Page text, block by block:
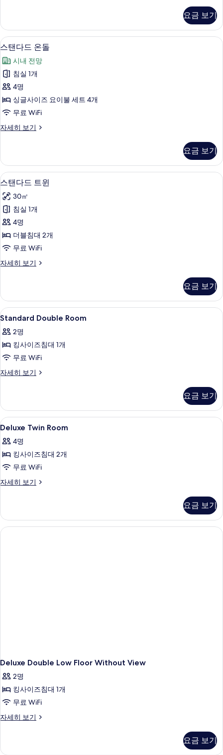
사
진
모
두
보
기
룸
마
운
뷰
자
세
히
보
기
요금 보기
스
탠
다
드
온
돌
진
두
보
기
1
스탠다드 온돌
시내 전망
침실 1개
4명
싱글사이즈 요이불 세트 4개
무료 WiFi
자세히 보기
스
온
돌
자
히
보
기
요금 보기
스
탠
다
드
트
윈
진
두
보
기
2
스탠다드 트윈
30㎡
침실 1개
4명
더블침대 2개
무료 WiFi
자세히 보기
스
트
윈
자
히
보
요금 보기
Standard
Double
Room
사
진
모
기
2
Standard Double Room
2명
킹사이즈침대 1개
무료 WiFi
자세히 보기
Standard
세
히
보
요금 보기
Deluxe
Twin
Room
사
진
모
기
3
Deluxe Twin Room
4명
킹사이즈침대 2개
무료 WiFi
자세히 보기
Deluxe
세
히
보
요금 보기
Deluxe Double Low Floor Without View
2명
킹사이즈침대 1개
무료 WiFi
자세히 보기
Deluxe
Without
요금 보기